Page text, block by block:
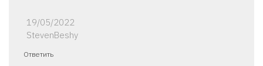
19/05/2022
StevenBeshy
Ответить